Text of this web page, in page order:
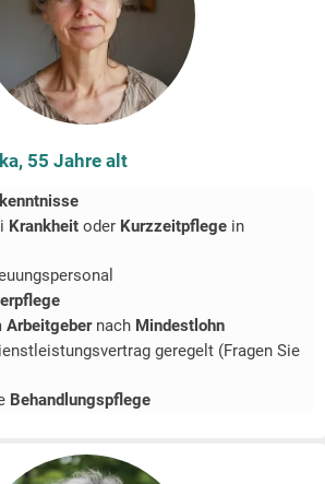
55 Jahre alt
Krankheit oder Kurzzeitpflege in
Arbeitgeber nach Mindestlohn
geregelt (Fragen Sie
Behandlungspflege